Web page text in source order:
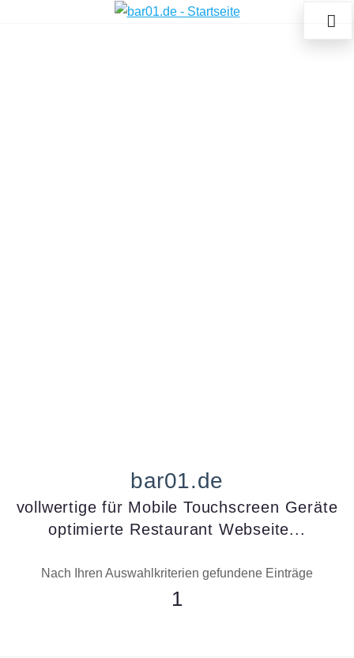
bar01.de
vollwertige für Mobile Touchscreen Geräte
optimierte Restaurant Webseite...
Nach Ihren Auswahlkriterien gefundene Einträge
1